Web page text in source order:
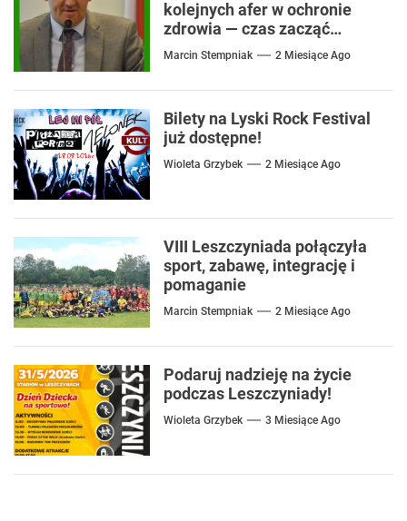
kolejnych afer w ochronie
zdrowia — czas zacząć
mówić o rozwiązaniach
Marcin Stempniak 2 Miesiące Ago
Bilety na Lyski Rock Festival
już dostępne!
Wioleta Grzybek 2 Miesiące Ago
VIII Leszczyniada połączyła
sport, zabawę, integrację i
pomaganie
Marcin Stempniak 2 Miesiące Ago
Podaruj nadzieję na życie
podczas Leszczyniady!
Wioleta Grzybek 3 Miesiące Ago